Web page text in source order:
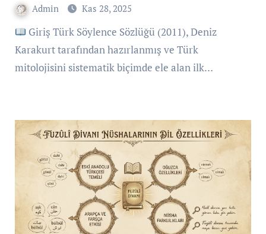
Admin Kas 28, 2025
Giriş Türk Söylence Sözlüğü (2011), Deniz
Karakurt tarafından hazırlanmış ve Türk
mitolojisini sistematik biçimde ele alan ilk…